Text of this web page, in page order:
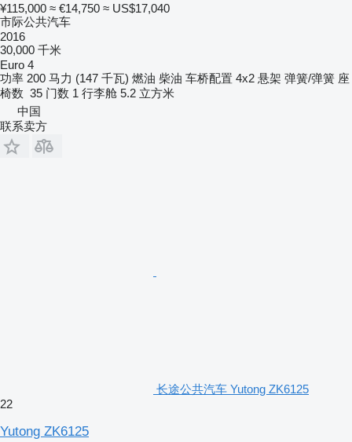
¥115,000 ≈ €14,750 ≈ US$17,040
市际公共汽车
2016
30,000 千米
Euro 4
功率 200 马力 (147 千瓦) 燃油 柴油 车桥配置 4x2 悬架 弹簧/弹簧 座
椅数 35 门数 1 行李舱 5.2 立方米
中国
联系卖方
长途公共汽车 Yutong ZK6125
22
Yutong ZK6125